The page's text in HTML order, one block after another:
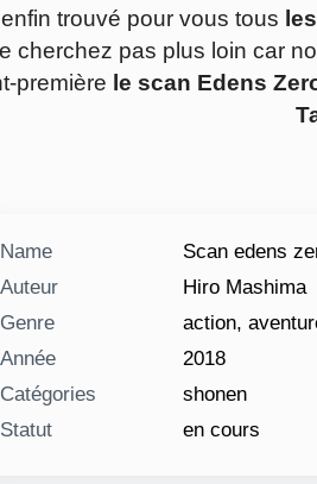
trouvé pour vous tous
cherchez pas plus loin car
première le scan Edens
Name
Scan edens
Auteur
Hiro Mashima
Genre
action,
Année
2018
Catégories
shonen
Statut
en cours